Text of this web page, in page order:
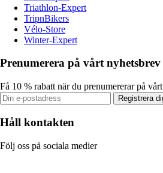
Triathlon-Expert
TripnBikers
Vélo-Store
Winter-Expert
Prenumerera på vårt nyhetsbrev
Få 10 % rabatt när du prenumererar på
Registrera
Håll kontakten
Följ oss på sociala medier